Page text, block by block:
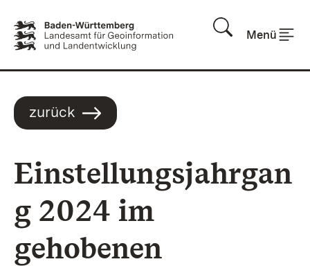
Menü
zurück
Einstellungsjahrgan
g 2024 im
gehobenen